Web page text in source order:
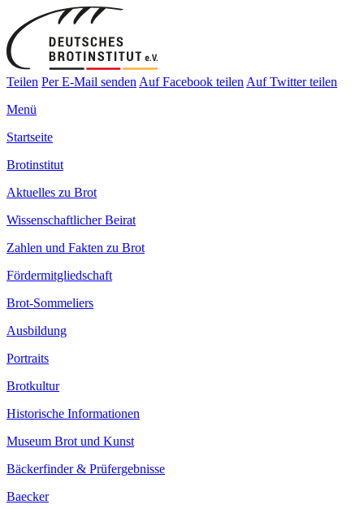
Teilen Per E-Mail senden Auf Facebook teilen Auf Twitter teilen
Menü
Startseite
Brotinstitut
Aktuelles zu Brot
Wissenschaftlicher Beirat
Zahlen und Fakten zu Brot
Fördermitgliedschaft
Brot-Sommeliers
Ausbildung
Portraits
Brotkultur
Historische Informationen
Museum Brot und Kunst
Bäckerfinder & Prüfergebnisse
Baecker